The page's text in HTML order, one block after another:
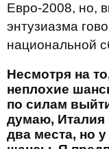
Евро-2008, но,
энтузиазма
национальной
Несмотря на
неплохие
по силам
думаю, Италия
два места, но